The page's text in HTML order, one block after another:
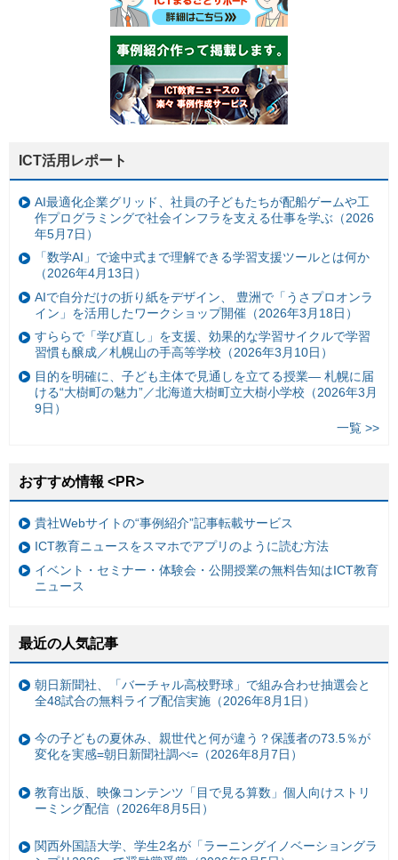
ICT活用レポート
AI最適化企業グリッド、社員の子どもたちが配船ゲームや工
作プログラミングで社会インフラを支える仕事を学ぶ（2026
年5月7日）
「数学AI」で途中式まで理解できる学習支援ツールとは何か
（2026年4月13日）
AIで自分だけの折り紙をデザイン、 豊洲で「うさプロオンラ
イン」を活用したワークショップ開催（2026年3月18日）
すららで「学び直し」を支援、効果的な学習サイクルで学習
習慣も醸成／札幌山の手高等学校（2026年3月10日）
目的を明確に、子ども主体で見通しを立てる授業— 札幌に届
ける“大樹町の魅力”／北海道大樹町立大樹小学校（2026年3月
9日）
一覧 >>
おすすめ情報 <PR>
貴社Webサイトの“事例紹介”記事転載サービス
ICT教育ニュースをスマホでアプリのように読む方法
イベント・セミナー・体験会・公開授業の無料告知はICT教育
ニュース
最近の人気記事
朝日新聞社、「バーチャル高校野球」で組み合わせ抽選会と
全48試合の無料ライブ配信実施（2026年8月1日）
今の子どもの夏休み、親世代と何が違う？保護者の73.5％が
変化を実感=朝日新聞社調べ=（2026年8月7日）
教育出版、映像コンテンツ「目で見る算数」個人向けストリ
ーミング配信（2026年8月5日）
関西外国語大学、学生2名が「ラーニングイノベーショングラ